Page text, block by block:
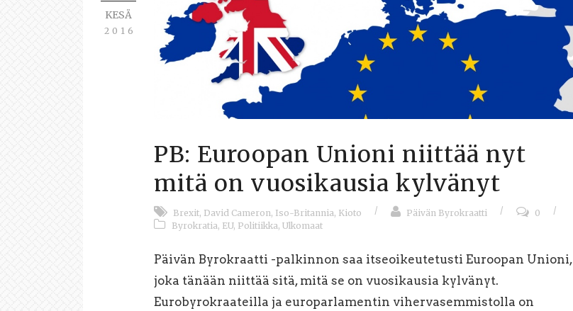
KESÄ
2016
PB: Euroopan Unioni niittää nyt
mitä on vuosikausia kylvänyt
Brexit, David Cameron, Iso-Britannia, Kioto / Päivän Byrokraatti / 0
/
Byrokratia, EU, Politiikka, Ulkomaat
Päivän Byrokraatti -palkinnon saa itseoikeutetusti Euroopan Unioni,
joka tänään niittää sitä, mitä se on vuosikausia kylvänyt.
Eurobyrokraateilla ja europarlamentin vihervasemmistolla on